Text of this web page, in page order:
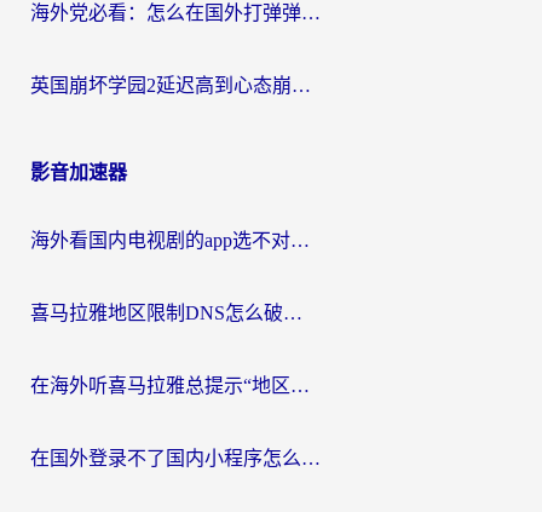
海外党必看：怎么在国外打弹弹堂不卡？番茄加速器亲测指南
英国崩坏学园2延迟高到心态崩？海外党国服游戏加速终极指南
影音加速器
海外看国内电视剧的app选不对？这份回国加速器避坑指南帮你流畅追剧
喜马拉雅地区限制DNS怎么破？海外党听国内音乐听书的终极解决方案
在海外听喜马拉雅总提示“地区限制”？3步轻松解除+听国内音乐全攻略
在国外登录不了国内小程序怎么办？选对回国加速器，轻松解锁国内资源